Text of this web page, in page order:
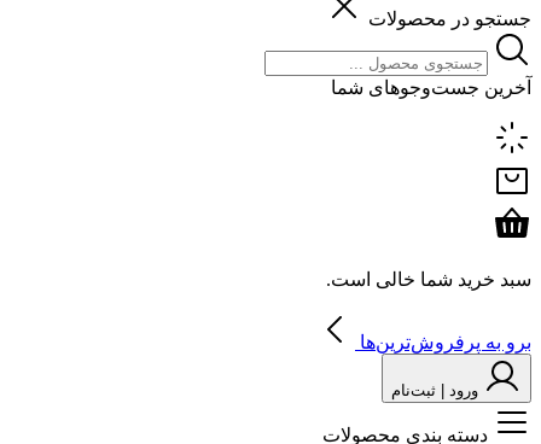
جستجو در محصولات
آخرین جست‌وجوهای شما
سبد خرید شما خالی است.
برو به پرفروش‌ترین‌ها
ورود | ثبت‌نام
دسته بندی محصولات